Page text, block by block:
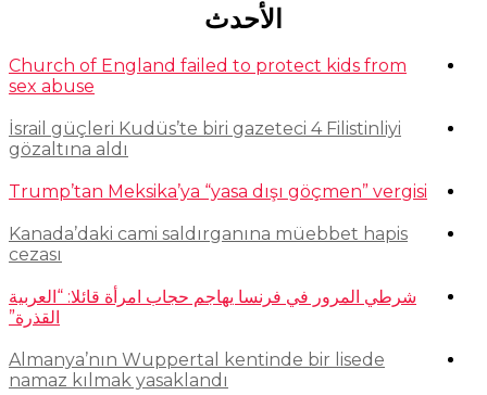
الأحدث
Church of England failed to protect kids from
sex abuse
İsrail güçleri Kudüs’te biri gazeteci 4 Filistinliyi
gözaltına aldı
Trump’tan Meksika’ya “yasa dışı göçmen” vergisi
Kanada’daki cami saldırganına müebbet hapis
cezası
شرطي المرور في فرنسا يهاجم حجاب امرأة قائلا: “العربية
القذرة”
Almanya’nın Wuppertal kentinde bir lisede
namaz kılmak yasaklandı